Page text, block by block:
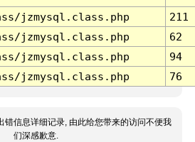
jzmysql.class.php
211
jzmysql.class.php
62
jzmysql.class.php
94
jzmysql.class.php 76
错信息详细记录, 由此给您带来的访问不便我
们深感歉意.